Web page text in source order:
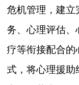
危机管理，建立
务、心理评估、
疗等衔接配合的
式，将心理援助